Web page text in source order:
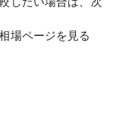
場ページを見る